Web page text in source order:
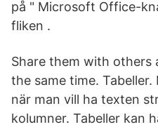
på " Microsoft Office-
fliken .
Share them with
the same time.
när man vill ha texten
kolumner. Tabeller kan